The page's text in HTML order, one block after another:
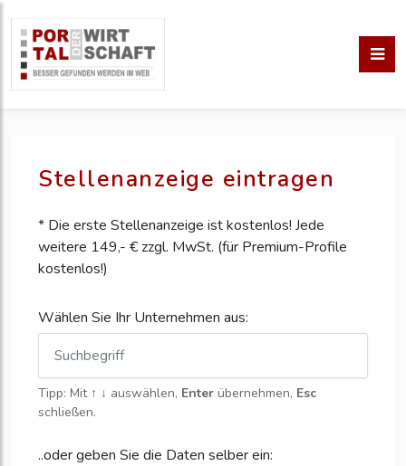
Stellenanzeige eintragen
* Die erste Stellenanzeige ist kostenlos! Jede
weitere 149,- € zzgl. MwSt. (für Premium-Profile
kostenlos!)
Wählen Sie Ihr Unternehmen aus:
Tipp: Mit ↑ ↓ auswählen, Enter übernehmen, Esc
schließen.
..oder geben Sie die Daten selber ein: